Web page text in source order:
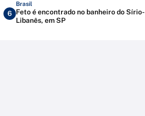
6
Brasil
Feto é encontrado no banheiro do Sírio-
Libanês, em SP